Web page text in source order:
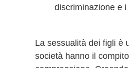
discriminazione e i
La sessualità dei figli è
società hanno il